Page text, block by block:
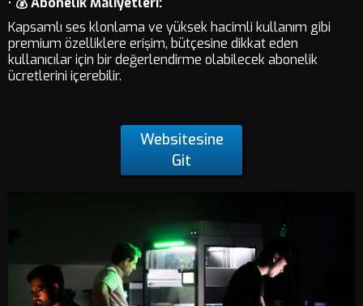
Kapsamlı ses klonlama ve yüksek hacimli kullanım gibi
premium özelliklere erişim, bütçesine dikkat eden
kullanıcılar için bir değerlendirme olabilecek abonelik
ücretlerini içerebilir.
Websitesine
Git